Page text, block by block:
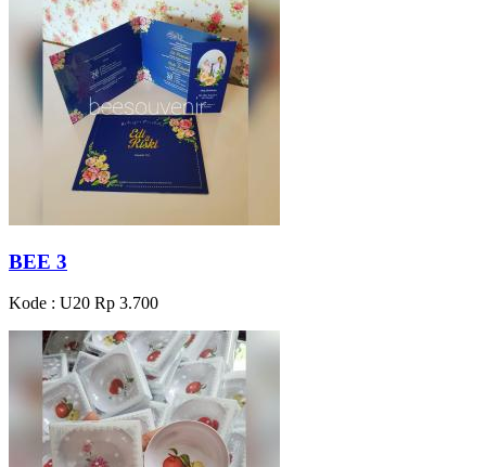
BEE 3
Kode : U20 Rp 3.700